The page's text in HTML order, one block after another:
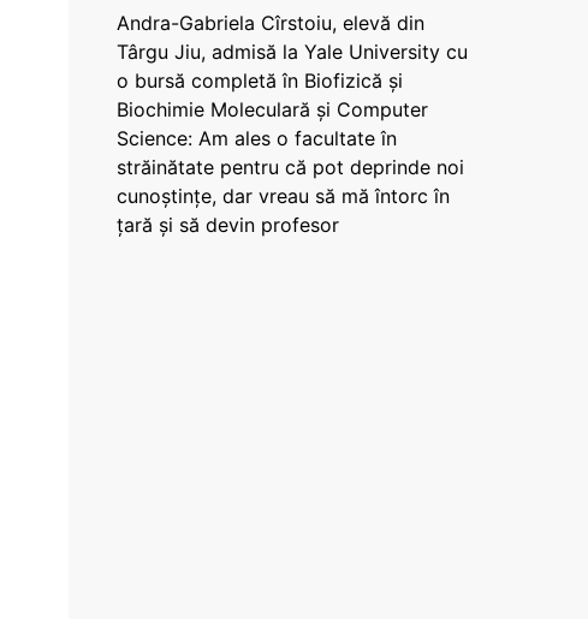
Andra-Gabriela Cîrstoiu, elevă din
Târgu Jiu, admisă la Yale University cu
o bursă completă în Biofizică și
Biochimie Moleculară și Computer
Science: Am ales o facultate în
străinătate pentru că pot deprinde noi
cunoștințe, dar vreau să mă întorc în
țară și să devin profesor